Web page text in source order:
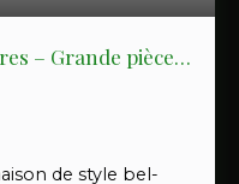
– Grande pièce
sans vis-à-vis
de style bel-